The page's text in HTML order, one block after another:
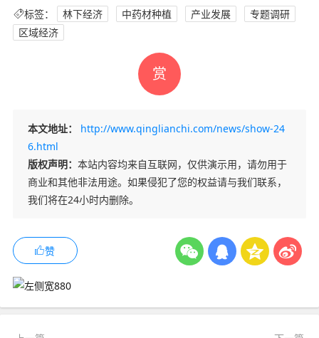
标签： 林下经济 中药材种植 产业发展
专题调研
区域经济
赏
本文地址：
http://www.qinglianchi.com/news/show-24
6.html
版权声明： 本站内容均来自互联网，仅供演示用，请勿用于
商业和其他非法用途。如果侵犯了您的权益请与我们联系，
我们将在24小时内删除。
赞